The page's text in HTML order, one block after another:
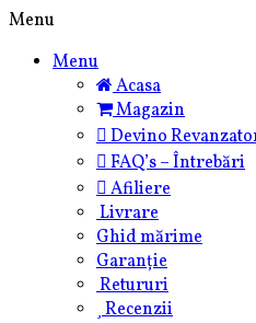
Skip
content
Menu
Menu
Acasa
Magazin
Devino
FAQ’s – Întrebări
Afiliere
Livrare
Ghid mărime
Garanție
Retururi
Recenzii